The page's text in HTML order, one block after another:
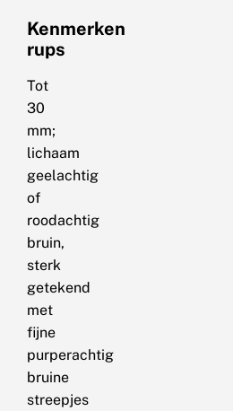
Kenmerken
rups
Tot
30
mm;
lichaam
geelachtig
of
roodachtig
bruin,
sterk
getekend
met
fijne
purperachtig
bruine
streepjes